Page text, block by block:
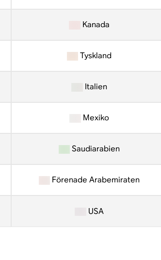
Kanada
Tyskland
Italien
Mexiko
Saudiarabien
Förenade Arabemiraten
USA